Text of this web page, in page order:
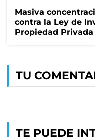
Masiva
contra la Ley de
Propiedad Privada
TU
TE PUEDE